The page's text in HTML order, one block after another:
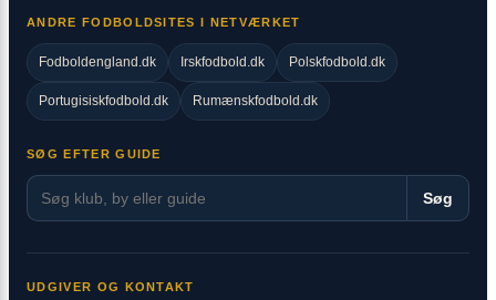
ANDRE FODBOLDSITES I NETVÆRKET
Fodboldengland.dk Irskfodbold.dk Polskfodbold.dk
Portugisiskfodbold.dk Rumænskfodbold.dk
SØG EFTER GUIDE
Søg
UDGIVER OG KONTAKT